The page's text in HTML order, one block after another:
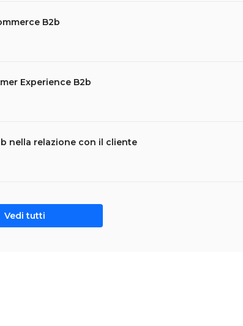
B2b
Experience B2b
nella relazione con il cliente
Vedi tutti